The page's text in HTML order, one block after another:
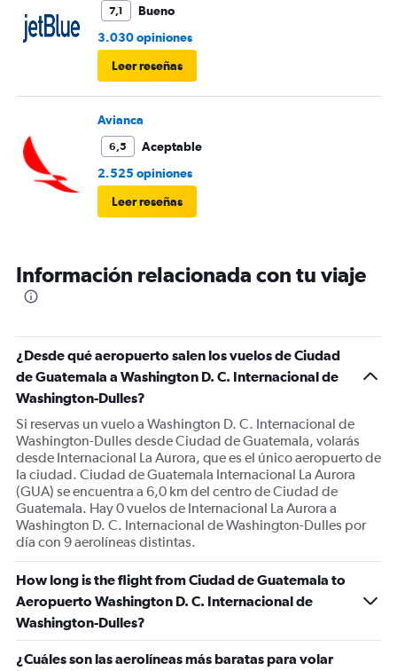
7,1
Bueno
3.030 opiniones
Leer reseñas
Avianca
6,5
Aceptable
2.525 opiniones
Leer reseñas
Información relacionada con tu viaje
¿Desde qué aeropuerto salen los vuelos de Ciudad
de Guatemala a Washington D. C. Internacional de
Washington-Dulles?
Si reservas un vuelo a Washington D. C. Internacional de
Washington-Dulles desde Ciudad de Guatemala, volarás
desde Internacional La Aurora, que es el único aeropuerto de
la ciudad. Ciudad de Guatemala Internacional La Aurora
(GUA) se encuentra a 6,0 km del centro de Ciudad de
Guatemala. Hay 0 vuelos de Internacional La Aurora a
Washington D. C. Internacional de Washington-Dulles por
día con 9 aerolíneas distintas.
How long is the flight from Ciudad de Guatemala to
Aeropuerto Washington D. C. Internacional de
Washington-Dulles?
¿Cuáles son las aerolíneas más baratas para volar